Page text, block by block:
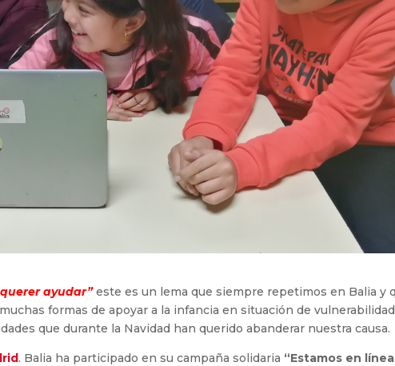
ayudar” este es un lema que siempre repetimos en Balia y
formas de apoyar a la infancia en situación de
que durante la Navidad han querido abanderar nuestra causa.
. Balia ha participado en su campaña solidaria “Estamos en línea